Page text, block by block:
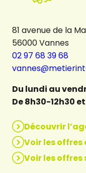
81 avenue de la
56000 Vannes
02 97 68 39 68
Du lundi au
De 8h30-12h30
Découvrir
Voir les offres
Voir les